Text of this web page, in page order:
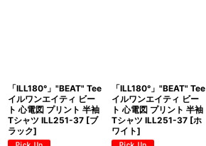
「ILL180°」"BEAT" Tee
イルワンエイティ ビー
ト 心電図 プリント 半袖
Tシャツ ILL251-37 [ブ
ラック]
「ILL180°」"BEAT" Tee
イルワンエイティ ビー
ト 心電図 プリント 半袖
Tシャツ ILL251-37 [ホ
ワイト]